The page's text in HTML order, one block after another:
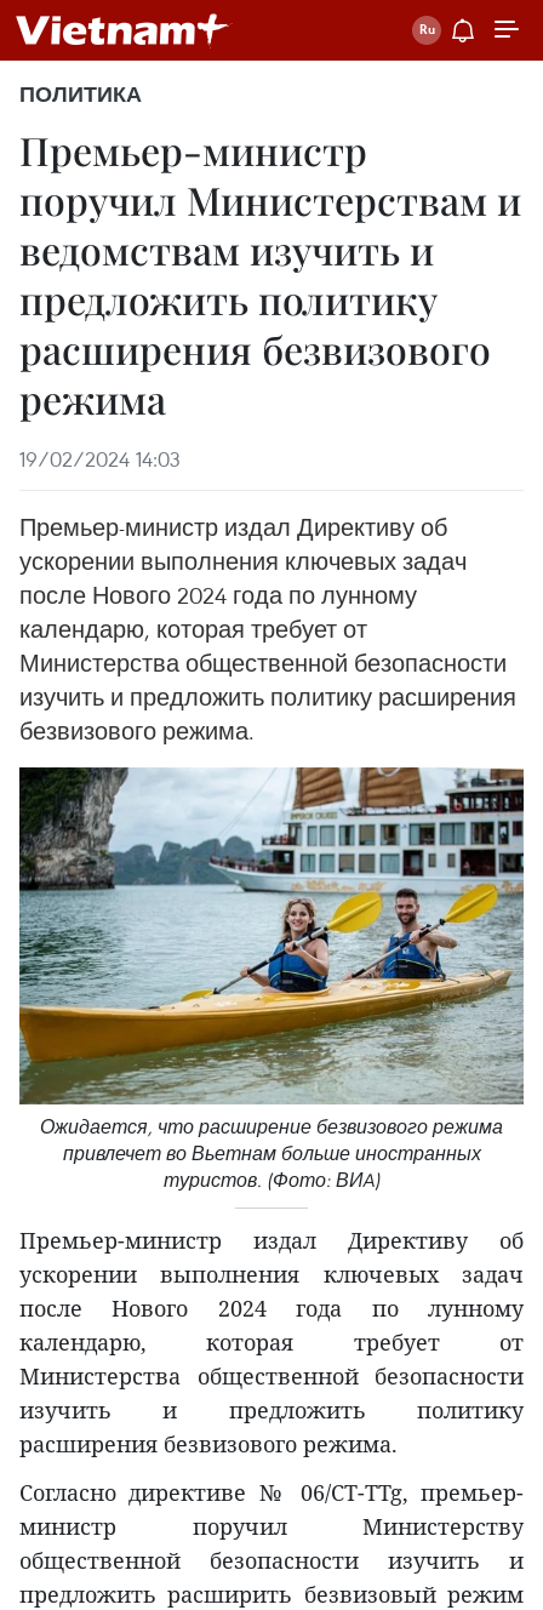
ПОЛИТИКА
Премьер-министр
поручил Министерствам и
ведомствам изучить и
предложить политику
расширения безвизового
режима
19/02/2024 14:03
Премьер-министр издал Директиву об
ускорении выполнения ключевых задач
после Нового 2024 года по лунному
календарю, которая требует от
Министерства общественной безопасности
изучить и предложить политику расширения
безвизового режима.
Ожидается, что расширение безвизового режима
привлечет во Вьетнам больше иностранных
туристов. (Фото: ВИA)
Премьер-министр издал Директиву об
ускорении выполнения ключевых задач
после Нового 2024 года по лунному
календарю, которая требует от
Министерства общественной безопасности
изучить и предложить политику
расширения безвизового режима.
Согласно директиве № 06/CT-TTg, премьер-
министр поручил Министерству
общественной безопасности изучить и
предложить расширить безвизовый режим